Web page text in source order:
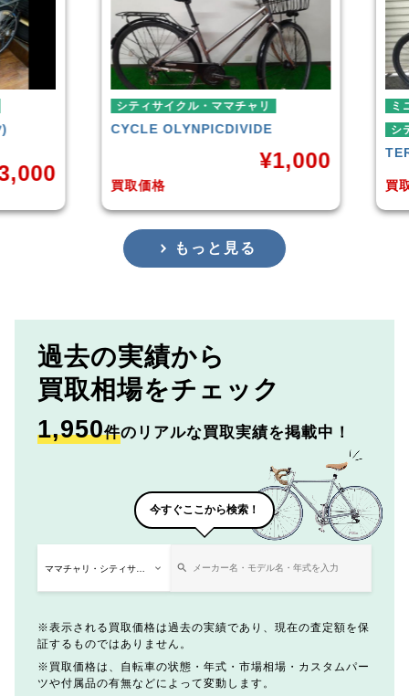
シティサイクル・ママチャリ
CYCLE OLYNPICDIVIDE
買取価格
シティサイクル
TERN SURGE
もっと見る
過去の実績から
買取相場をチェック
1,950件のリアルな買取実績を掲載中！
今すぐここから検索！
表示される買取価格は過去の実績であり、現在の査定額を保
証するものではありません。
買取価格は、自転車の状態・年式・市場相場・カスタムパー
ツや付属品の有無などによって変動します。